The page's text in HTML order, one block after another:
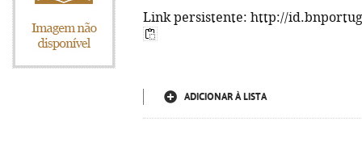
Link persistente: http://
ADICIONAR À LISTA